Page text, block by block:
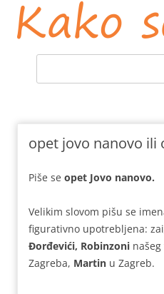
opet jovo nanovo ili
Piše se opet Jovo nanovo.
Velikim slovom pišu se
figurativno upotrebljena:
Đorđevići, Robinzoni
Zagreba, Martin u Zagreb.